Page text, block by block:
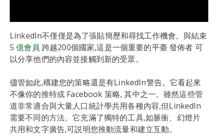
LinkedIn不僅僅是為了張貼簡歷和尋找工作機會。與結束
5 億會員 跨越200個國家,這是一個重要的平臺 發佈者 可
以分享他們的內容並接觸到新的受眾。
儘管如此,構建您的策略還是有LinkedIn警告。它看起來
不像你的推特或 Facebook 策略, 其中之一。雖然這些管
道非常適合與大量人口統計學共用各種內容,但LinkedIn
需要不同的方法。它充滿了獨特的工具,如脈衝、幻燈片
共用和文字廣告,可説明您推動流量和建立互動。